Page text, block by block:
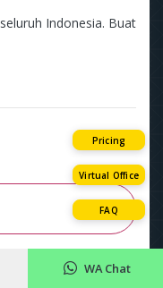
seluruh Indonesia. Buat
Pricing
Virtual Office
FAQ
WA Chat